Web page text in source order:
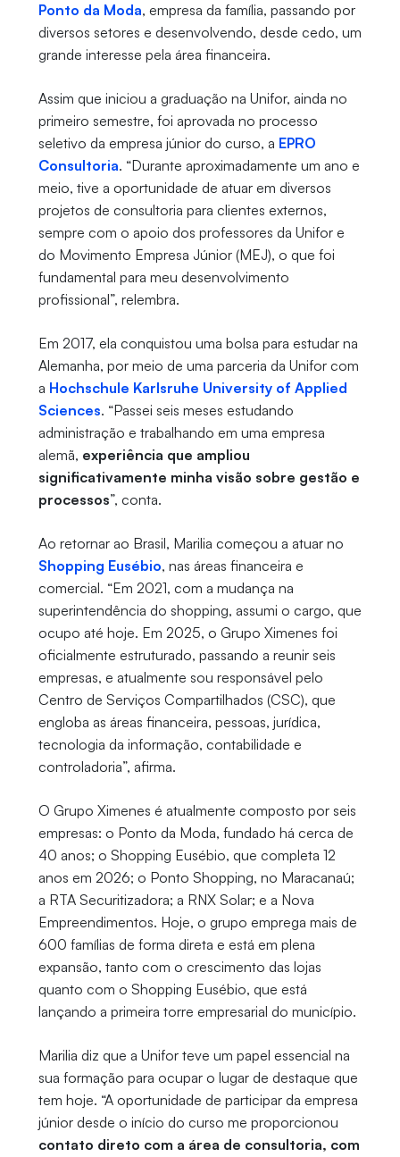
Ponto da Moda, empresa da família, passando por
diversos setores e desenvolvendo, desde cedo, um
grande interesse pela área financeira.
Assim que iniciou a graduação na Unifor, ainda no
primeiro semestre, foi aprovada no processo
seletivo da empresa júnior do curso, a EPRO
Consultoria. “Durante aproximadamente um ano e
meio, tive a oportunidade de atuar em diversos
projetos de consultoria para clientes externos,
sempre com o apoio dos professores da Unifor e
do Movimento Empresa Júnior (MEJ), o que foi
fundamental para meu desenvolvimento
profissional”, relembra.
Em 2017, ela conquistou uma bolsa para estudar na
Alemanha, por meio de uma parceria da Unifor com
a Hochschule Karlsruhe University of Applied
Sciences. “Passei seis meses estudando
administração e trabalhando em uma empresa
alemã, experiência que ampliou
significativamente minha visão sobre gestão e
processos”, conta.
Ao retornar ao Brasil, Marilia começou a atuar no
Shopping Eusébio, nas áreas financeira e
comercial. “Em 2021, com a mudança na
superintendência do shopping, assumi o cargo, que
ocupo até hoje. Em 2025, o Grupo Ximenes foi
oficialmente estruturado, passando a reunir seis
empresas, e atualmente sou responsável pelo
Centro de Serviços Compartilhados (CSC), que
engloba as áreas financeira, pessoas, jurídica,
tecnologia da informação, contabilidade e
controladoria”, afirma.
O Grupo Ximenes é atualmente composto por seis
empresas: o Ponto da Moda, fundado há cerca de
40 anos; o Shopping Eusébio, que completa 12
anos em 2026; o Ponto Shopping, no Maracanaú;
a RTA Securitizadora; a RNX Solar; e a Nova
Empreendimentos. Hoje, o grupo emprega mais de
600 famílias de forma direta e está em plena
expansão, tanto com o crescimento das lojas
quanto com o Shopping Eusébio, que está
lançando a primeira torre empresarial do município.
Marilia diz que a Unifor teve um papel essencial na
sua formação para ocupar o lugar de destaque que
tem hoje. “A oportunidade de participar da empresa
júnior desde o início do curso me proporcionou
contato direto com a área de consultoria, com